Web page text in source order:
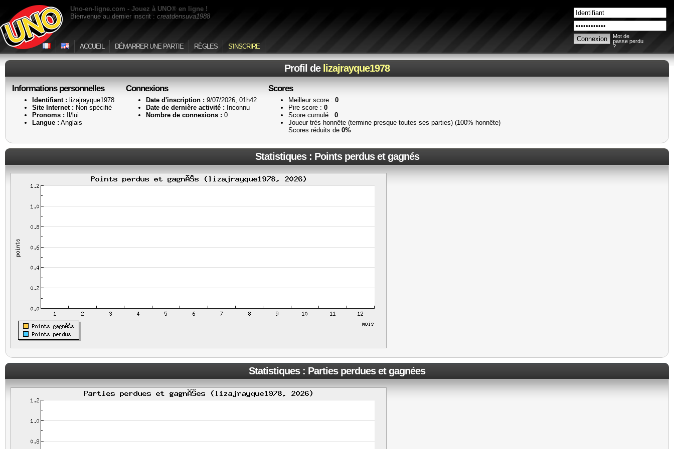
Uno-en-ligne.com - Jouez à UNO® en ligne !
Bienvenue au dernier inscrit : creatdensuva1988
Mot de
passe perdu
?
ACCUEIL DÉMARRER UNE PARTIE RÈGLES S'INSCRIRE
Profil de lizajrayque1978
Informations personnelles
Identifiant : lizajrayque1978
Site Internet : Non spécifié
Pronoms : Il/lui
Langue : Anglais
Connexions
Date d'inscription : 9/07/2026, 01h42
Date de dernière activité : Inconnu
Nombre de connexions : 0
Scores
Meilleur score : 0
Pire score : 0
Score cumulé : 0
Joueur très honnête (termine presque toutes ses parties) (100% honnête)
Scores réduits de 0%
Statistiques : Points perdus et gagnés
Statistiques : Parties perdues et gagnées